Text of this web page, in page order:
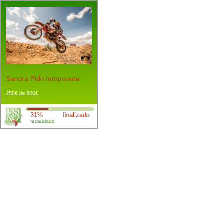
Sandra Polo temporada
255€ de 800€
31%
recaudado
finalizado